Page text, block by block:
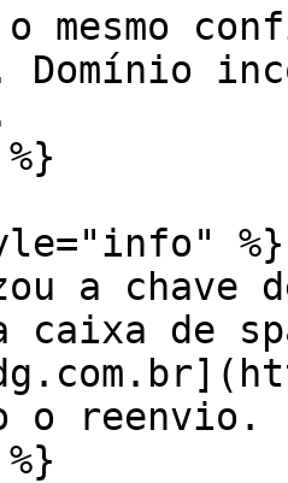
o mesmo
Domínio
%}
a chave
de
o reenvio.